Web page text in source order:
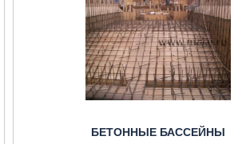
БЕТОННЫЕ БАССЕЙНЫ